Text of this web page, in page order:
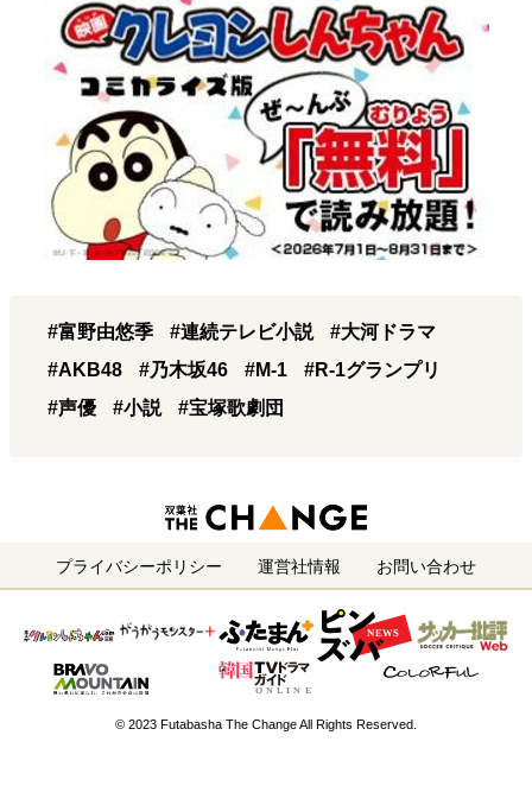
#富野由悠季 #連続テレビ小説
#大河ドラマ
#AKB48
#乃木坂46 #M-1
#R-1グランプリ
#声優
#小説 #宝塚歌劇団
プライバシーポリシー 運営社情報 お問い合わせ
© 2023 Futabasha The Change All Rights Reserved.